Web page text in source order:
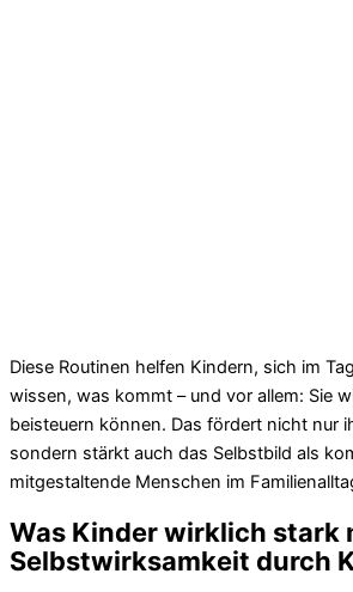
Diese Routinen helfen Kindern, sich im
wissen, was kommt – und vor allem: Sie
beisteuern können. Das fördert nicht nur
sondern stärkt auch das Selbstbild als
mitgestaltende Menschen im
Was Kinder wirklich stark
Selbstwirksamkeit durch